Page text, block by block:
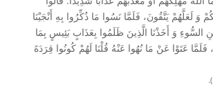
وَ لَعَلَّهُمْ یَتَّقُونَ، فَلَمَّا نَسُوا مَا ذُکِّرُوا بِهِ أَنْجَیْنَا
السُّوءِ وَ أَخَذْنَا الَّذِینَ ظَلَمُوا بِعَذَابٍ بَئِیسٍ بِمَا
فَلَمَّا عَتَوْا عَنْ مَا نُهُوا عَنْهُ قُلْنَا لَهُمْ کُونُوا قِرَدَهً